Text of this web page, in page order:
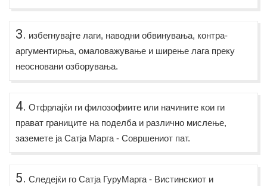
3. избегнувајте лаги, наводни обвинувања, контра-
аргументирња, омаловажување и ширење лага преку
неосновани озборувања.
4. Отфрлајќи ги филозофиите или начините кои ги
прават границите на поделба и различно мислење,
заземете ја Сатја Марга - Совршениот пат.
5. Следејќи го Сатја ГуруМарга - Вистинскиот и